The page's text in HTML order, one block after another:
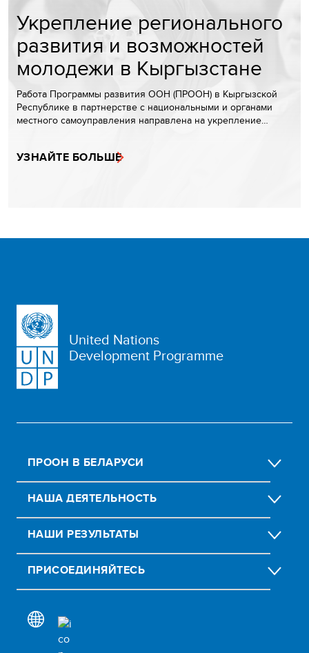
Укрепление регионального
развития и возможностей
молодежи в Кыргызстане
Работа Программы развития ООН (ПРООН) в Кыргызской
Республике в партнерстве с национальными и органами
местного самоуправления направлена на укрепление…
УЗНАЙТЕ БОЛЬШЕ
United Nations
Development Programme
ПРООН В БЕЛАРУСИ
НАША ДЕЯТЕЛЬНОСТЬ
НАШИ РЕЗУЛЬТАТЫ
ПРИСОЕДИНЯЙТЕСЬ